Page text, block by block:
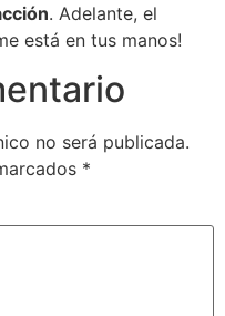
. Adelante, el
está en tus manos!
no será publicada.
*